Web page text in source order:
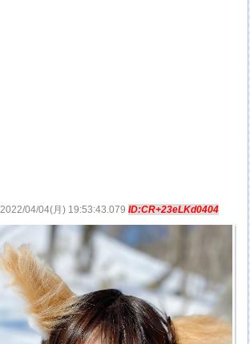
2022/04/04(月) 19:53:43.079ID:CR+23eLKd0404